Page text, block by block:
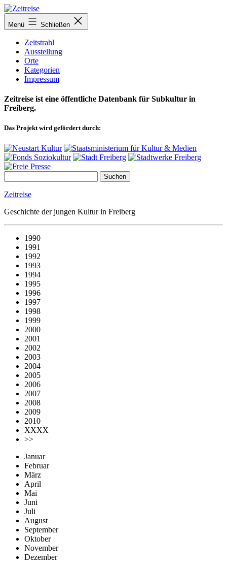
Zum
Inhalt
springen
Menü Schließen
Zeitstrahl
Ausstellung
Orte
Kategorien
Impressum
Zeitreise ist eine öffentliche Datenbank für Subkultur in
Freiberg.
Das Projekt wird gefördert durch:
Zeitreise
Geschichte der jungen Kultur in Freiberg
1990
1991
1992
1993
1994
1995
1996
1997
1998
1999
2000
2001
2002
2003
2004
2005
2006
2007
2008
2009
2010
XXXX
>>
Januar
Februar
März
April
Mai
Juni
Juli
August
September
Oktober
November
Dezember